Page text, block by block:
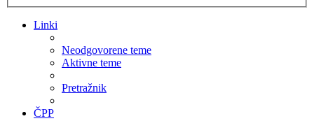
Linki
Neodgovorene teme
Aktivne teme
Pretražnik
ČPP